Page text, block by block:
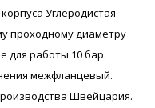
Углеродистая
проходному диаметру
для работы 10 бар.
межфланцевый.
Швейцария.